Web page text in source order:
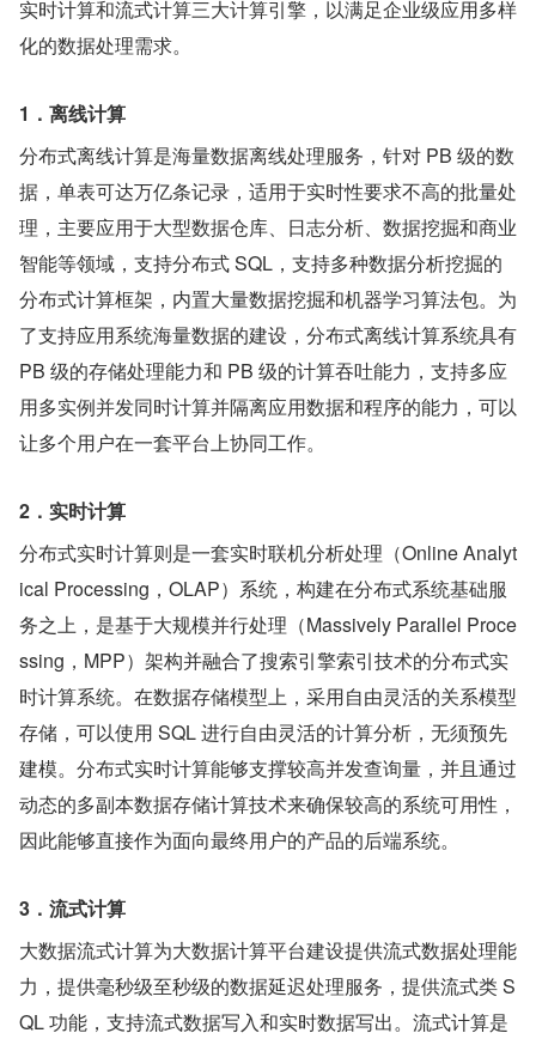
实时计算和流式计算三大计算引擎，以满足企业级应用多样
化的数据处理需求。
1．离线计算
分布式离线计算是海量数据离线处理服务，针对 PB 级的数
据，单表可达万亿条记录，适用于实时性要求不高的批量处
理，主要应用于大型数据仓库、日志分析、数据挖掘和商业
智能等领域，支持分布式 SQL，支持多种数据分析挖掘的
分布式计算框架，内置大量数据挖掘和机器学习算法包。为
了支持应用系统海量数据的建设，分布式离线计算系统具有
PB 级的存储处理能力和 PB 级的计算吞吐能力，支持多应
用多实例并发同时计算并隔离应用数据和程序的能力，可以
让多个用户在一套平台上协同工作。
2．实时计算
分布式实时计算则是一套实时联机分析处理（Online Analyt
ical Processing，OLAP）系统，构建在分布式系统基础服
务之上，是基于大规模并行处理（Massively Parallel Proce
ssing，MPP）架构并融合了搜索引擎索引技术的分布式实
时计算系统。在数据存储模型上，采用自由灵活的关系模型
存储，可以使用 SQL 进行自由灵活的计算分析，无须预先
建模。分布式实时计算能够支撑较高并发查询量，并且通过
动态的多副本数据存储计算技术来确保较高的系统可用性，
因此能够直接作为面向最终用户的产品的后端系统。
3．流式计算
大数据流式计算为大数据计算平台建设提供流式数据处理能
力，提供毫秒级至秒级的数据延迟处理服务，提供流式类 S
QL 功能，支持流式数据写入和实时数据写出。流式计算是